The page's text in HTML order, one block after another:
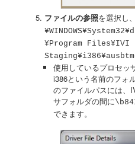
ファイルの参照を選択し、
¥Program Files¥IVI
使用しているプロセッ
i386という名前のフォ
のファイルパスには、
サフォルダの間に
できます。